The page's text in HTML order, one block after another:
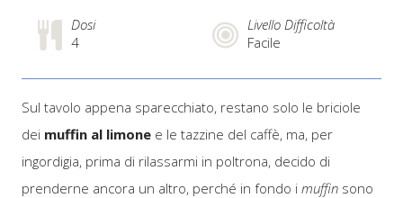
Dosi
4
Livello Difficoltà
Facile
Sul tavolo appena sparecchiato, restano solo le briciole
dei muffin al limone e le tazzine del caffè, ma, per
ingordigia, prima di rilassarmi in poltrona, decido di
prenderne ancora un altro, perché in fondo imuffin sono